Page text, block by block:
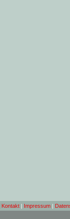
Kontakt | Impressum |